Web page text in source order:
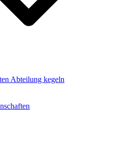
Abteilung kegeln